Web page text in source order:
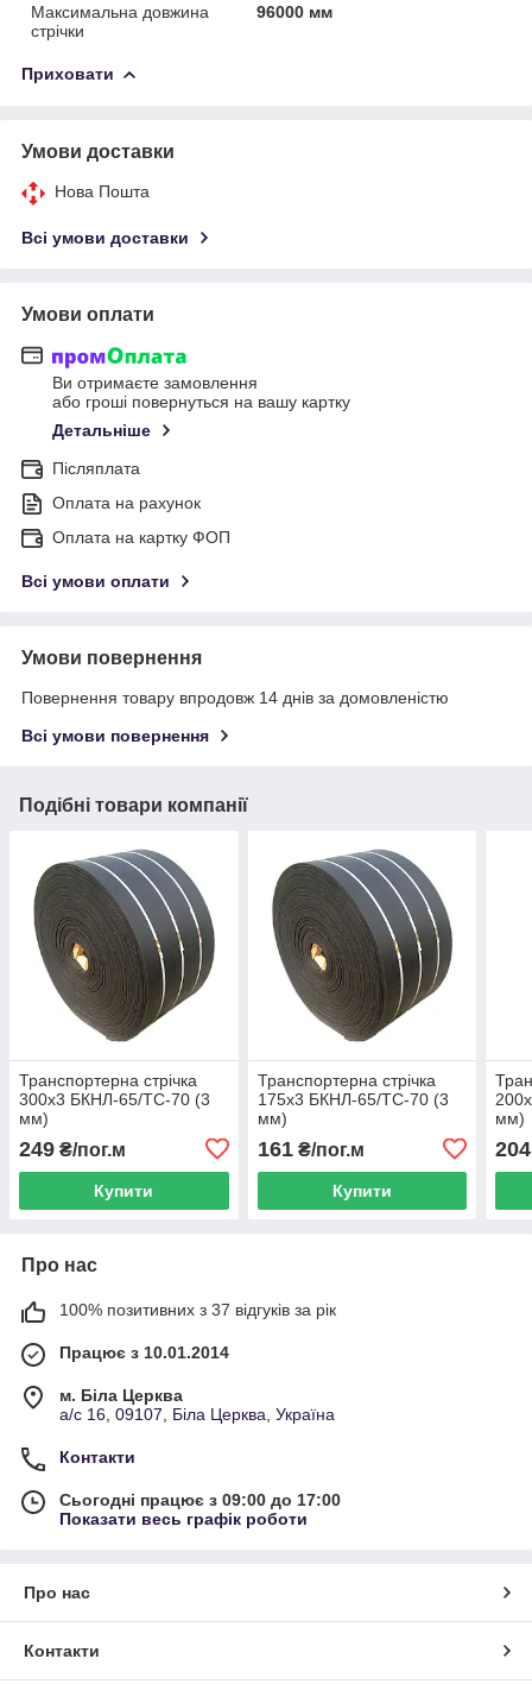
Максимальна довжина
стрічки
96000 мм
Приховати
Умови доставки
Нова Пошта
Всі умови доставки
Умови оплати
Ви отримаєте замовлення
або гроші повернуться на вашу картку
Детальніше
Післяплата
Оплата на рахунок
Оплата на картку ФОП
Всі умови оплати
Умови повернення
Повернення товару впродовж 14 днів за домовленістю
Всі умови повернення
Подібні товари компанії
Транспортерна стрічка
300х3 БКНЛ-65/ТС-70 (3
мм)
249 ₴/пог.м
Купити
Транспортерна стрічка
175х3 БКНЛ-65/ТС-70 (3
мм)
161₴/пог.м
Купити
мм)
204
Про нас
100% позитивних з 37 відгуків за рік
Працює з 10.01.2014
м. Біла Церква
а/с 16, 09107, Біла Церква, Україна
Контакти
Сьогодні працює з 09:00 до 17:00
Показати весь графік роботи
Про нас
Контакти